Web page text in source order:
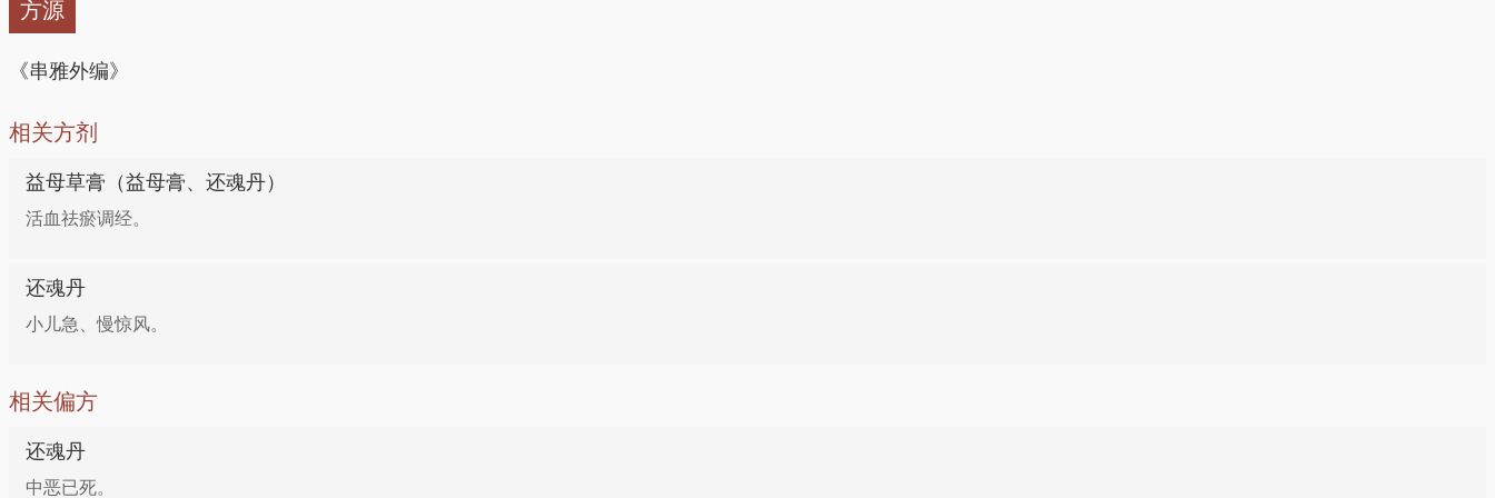
方源
《串雅外编》
相关方剂
益母草膏（益母膏、还魂丹）
活血祛瘀调经。
还魂丹
小儿急、慢惊风。
相关偏方
还魂丹
中恶已死。